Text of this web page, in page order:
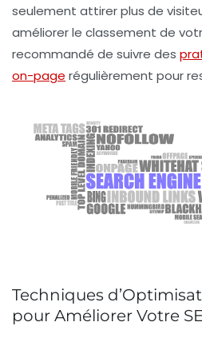
seulement attirer plus de
améliorer le classement de
recommandé de suivre des
on-page régulièrement pour
Techniques
pour Améliorer Votre